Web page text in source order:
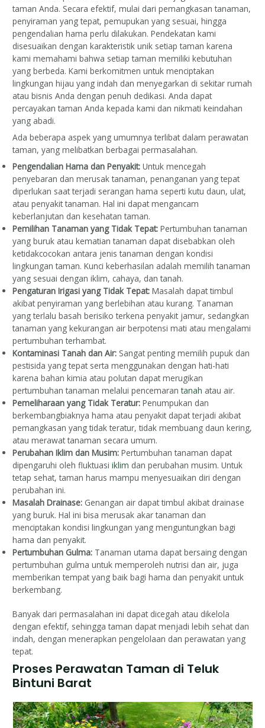
taman Anda. Secara efektif, mulai dari pemangkasan tanaman,
penyiraman yang tepat, pemupukan yang sesuai, hingga
pengendalian hama perlu dilakukan. Pendekatan kami
disesuaikan dengan karakteristik unik setiap taman karena
kami memahami bahwa setiap taman memiliki kebutuhan
yang berbeda. Kami berkomitmen untuk menciptakan
lingkungan hijau yang indah dan menyegarkan di sekitar rumah
atau bisnis Anda dengan penuh dedikasi. Anda dapat
percayakan taman Anda kepada kami dan nikmati keindahan
yang abadi.
Ada beberapa aspek yang umumnya terlibat dalam perawatan
taman, yang melibatkan berbagai permasalahan.
Pengendalian Hama dan Penyakit: Untuk mencegah
penyebaran dan merusak tanaman, penanganan yang tepat
diperlukan saat terjadi serangan hama seperti kutu daun, ulat,
atau penyakit tanaman. Hal ini dapat mengancam
keberlanjutan dan kesehatan taman.
Pemilihan Tanaman yang Tidak Tepat:Pertumbuhan tanaman
yang buruk atau kematian tanaman dapat disebabkan oleh
ketidakcocokan antara jenis tanaman dengan kondisi
lingkungan taman. Kunci keberhasilan adalah memilih tanaman
yang sesuai dengan iklim, cahaya, dan tanah.
Pengaturan Irigasi yang Tidak Tepat: Masalah dapat timbul
akibat penyiraman yang berlebihan atau kurang. Tanaman
yang terlalu basah berisiko terkena penyakit jamur, sedangkan
tanaman yang kekurangan air berpotensi mati atau mengalami
pertumbuhan terhambat.
Kontaminasi Tanah dan Air: Sangat penting memilih pupuk dan
pestisida yang tepat serta menggunakan dengan hati-hati
karena bahan kimia atau polutan dapat merugikan
pertumbuhan tanaman melalui pencemarantanah atau air.
Pemeliharaan yang Tidak Teratur:Penumpukan dan
berkembangbiaknya hama atau penyakit dapat terjadi akibat
pemangkasan yang tidak teratur, tidak membuang daun kering,
atau merawat tanaman secara umum.
Perubahan Iklim dan Musim:Pertumbuhan tanaman dapat
dipengaruhi oleh fluktuasiiklim dan perubahan musim. Untuk
tetap sehat, taman harus mampu menyesuaikan diri dengan
perubahan ini.
Masalah Drainase: Genangan air dapat timbul akibat drainase
yang buruk. Hal ini bisa merusak akar tanaman dan
menciptakan kondisi lingkungan yang menguntungkan bagi
hama dan penyakit.
Pertumbuhan Gulma: Tanaman utama dapat bersaing dengan
pertumbuhan gulma untuk memperoleh nutrisi dan air, juga
memberikan tempat yang baik bagi hama dan penyakit untuk
berkembang.
Banyak dari permasalahan ini dapat dicegah atau dikelola
dengan efektif, sehingga taman dapat menjadi lebih sehat dan
indah, dengan menerapkan pengelolaan dan perawatan yang
tepat.
Proses Perawatan Taman di Teluk
Bintuni Barat